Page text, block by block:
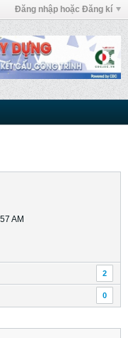
Đăng nhập hoặc Đăng kí
AM
2
0